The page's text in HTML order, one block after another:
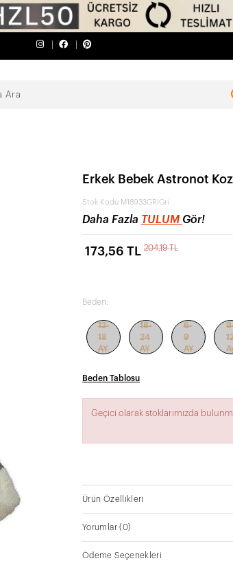
Erkek Bebek Astronot
Stok Kodu M18933GRIGri
Daha Fazla TULUM Gör!
173,56 TL 204,19 TL
Beden:
12-
18
AY
18-
24
AY
6-
9
AY
Beden Tablosu
Geçici olarak stoklarımızda
Ürün Özellikleri
Yorumlar(0)
Ödeme Seçenekleri